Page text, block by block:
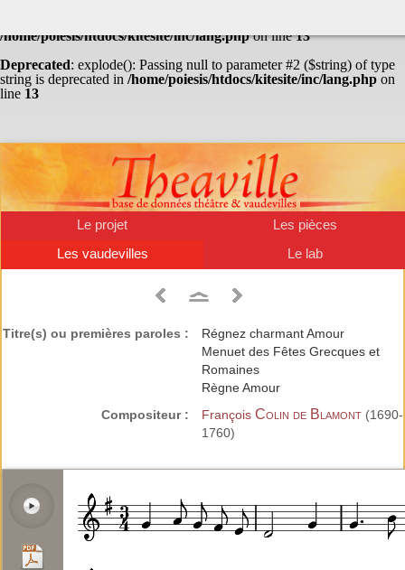
/home/poiesis/htdocs/kitesite/inc/lang.phpon line13
Deprecated: explode(): Passing null to parameter #2 ($string) of type
string is deprecated in /home/poiesis/htdocs/kitesite/inc/lang.php on
line 13
Le projet
Les pièces
Les vaudevilles
Le lab
Titre(s) ou premières paroles :
Régnez charmant Amour
Menuet des Fêtes Grecques et
Romaines
Règne Amour
Compositeur :
François Colin de Blamont (1690-
1760)